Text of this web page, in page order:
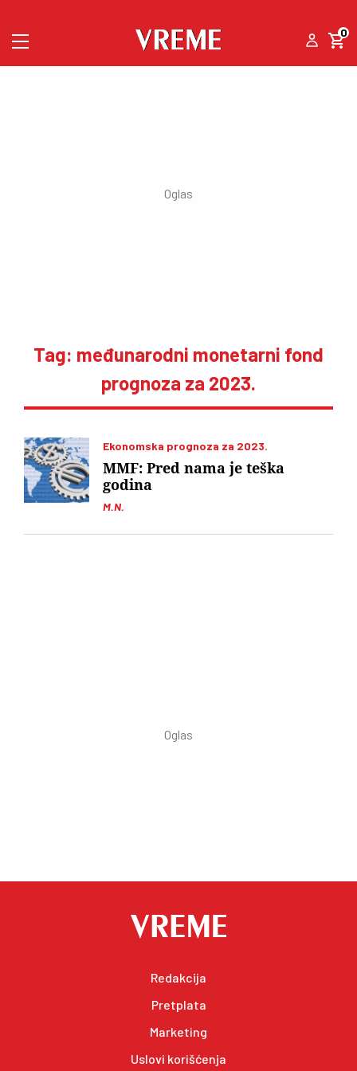
0
Tag: međunarodni monetarni fond
prognoza za 2023.
Ekonomska prognoza za 2023.
M.N.
MMF: Pred nama je teška
godina
Redakcija
Pretplata
Marketing
Uslovi korišćenja